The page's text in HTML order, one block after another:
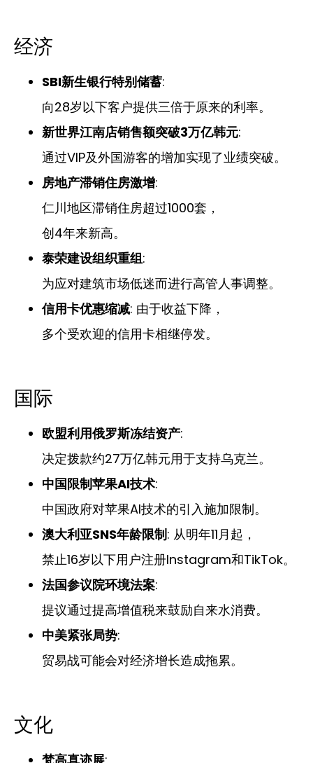
经济
SBI新生银行特别储蓄:
向28岁以下客户提供三倍于原来的利率。
新世界江南店销售额突破3万亿韩元:
通过VIP及外国游客的增加实现了业绩突破。
房地产滞销住房激增:
仁川地区滞销住房超过1000套，
创4年来新高。
泰荣建设组织重组:
为应对建筑市场低迷而进行高管人事调整。
信用卡优惠缩减: 由于收益下降，
多个受欢迎的信用卡相继停发。
国际
欧盟利用俄罗斯冻结资产:
决定拨款约27万亿韩元用于支持乌克兰。
中国限制苹果AI技术:
中国政府对苹果AI技术的引入施加限制。
澳大利亚SNS年龄限制: 从明年11月起，
禁止16岁以下用户注册Instagram和TikTok。
法国参议院环境法案:
提议通过提高增值税来鼓励自来水消费。
中美紧张局势:
贸易战可能会对经济增长造成拖累。
文化